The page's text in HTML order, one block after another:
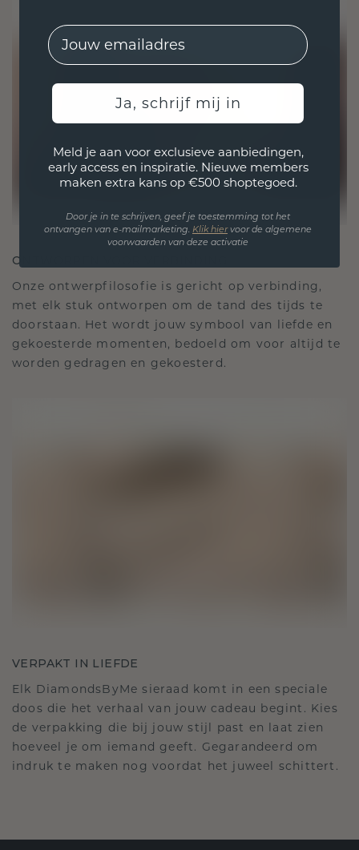
ONTWORPEN VOOR VERBINDING
Onze ontwerpfilosofie is gericht op verbinding,
met elk stuk ontworpen om de tand des tijds te
doorstaan. Het wordt jouw symbool van liefde en
gekoesterde momenten, bedoeld om voor altijd te
worden gedragen en gekoesterd.
VERPAKT IN LIEFDE
Elk DiamondsByMe sieraad komt in een speciale
doos die het verhaal van jouw cadeau begint. Kies
de verpakking die bij jouw stijl past en laat zien
hoeveel je om iemand geeft. Gegarandeerd om
indruk te maken nog voordat het juweel schittert.
EMail
Ja, schrijf mij in
Meld je aan voor exclusieve aanbiedingen,
early access en inspiratie. Nieuwe members
maken extra kans op €500 shoptegoed.
Door je in te schrijven, geef je toestemming tot het
ontvangen van e-mailmarketing. Klik hiervoor de algemene
voorwaarden van deze activatie